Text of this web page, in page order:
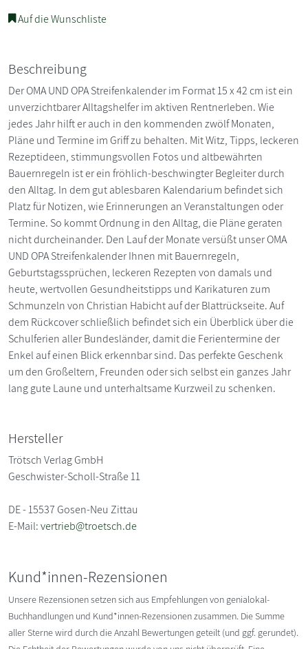
Auf die Wunschliste
Beschreibung
Der OMA UND OPA Streifenkalender im Format 15 x 42 cm ist ein
unverzichtbarer Alltagshelfer im aktiven Rentnerleben. Wie
jedes Jahr hilft er auch in den kommenden zwölf Monaten,
Pläne und Termine im Griff zu behalten. Mit Witz, Tipps, leckeren
Rezeptideen, stimmungsvollen Fotos und altbewährten
Bauernregeln ist er ein fröhlich-beschwingter Begleiter durch
den Alltag. In dem gut ablesbaren Kalendarium befindet sich
Platz für Notizen, wie Erinnerungen an Veranstaltungen oder
Termine. So kommt Ordnung in den Alltag, die Pläne geraten
nicht durcheinander. Den Lauf der Monate versüßt unser OMA
UND OPA Streifenkalender Ihnen mit Bauernregeln,
Geburtstagssprüchen, leckeren Rezepten von damals und
heute, wertvollen Gesundheitstipps und Karikaturen zum
Schmunzeln von Christian Habicht auf der Blattrückseite. Auf
dem Rückcover schließlich befindet sich ein Überblick über die
Schulferien aller Bundesländer, damit die Ferientermine der
Enkel auf einen Blick erkennbar sind. Das perfekte Geschenk
um den Großeltern, Freunden oder sich selbst ein ganzes Jahr
lang gute Laune und unterhaltsame Kurzweil zu schenken.
Hersteller
Trötsch Verlag GmbH
Geschwister-Scholl-Straße 11
DE - 15537 Gosen-Neu Zittau
E-Mail:vertrieb@troetsch.de
Kund*innen-Rezensionen
Unsere Rezensionen setzen sich aus Empfehlungen von genialokal-
Buchhandlungen und Kund*innen-Rezensionen zusammen. Die Summe
aller Sterne wird durch die Anzahl Bewertungen geteilt (und ggf. gerundet).